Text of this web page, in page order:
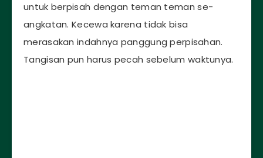
untuk berpisah dengan teman teman se-
angkatan. Kecewa karena tidak bisa
merasakan indahnya panggung perpisahan.
Tangisan pun harus pecah sebelum waktunya.